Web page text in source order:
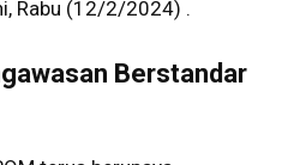
Rabu (12/2/2024) .
Berstandar